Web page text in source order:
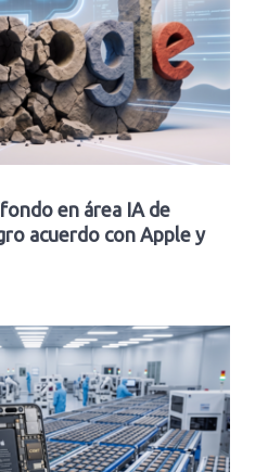
en área IA de
acuerdo con Apple y